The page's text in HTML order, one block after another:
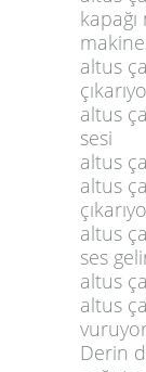
kapağı
altus
altus
sesi
altus
altus
altus
ses
altus
altus
Derin